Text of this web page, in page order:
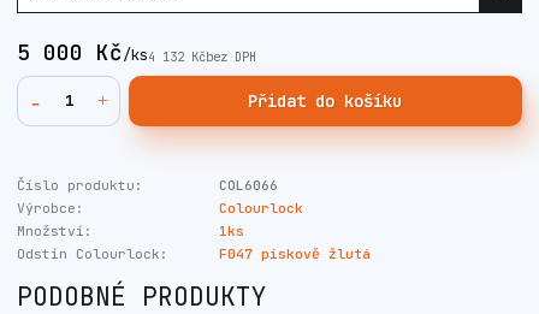
5 000 Kč/ks4 132 Kčbez DPH
Přidat do košíku
Číslo produktu:
COL6066
Výrobce:
Colourlock
Množství:
1ks
Odstín Colourlock:
F047 pískově žlutá
PODOBNÉ PRODUKTY